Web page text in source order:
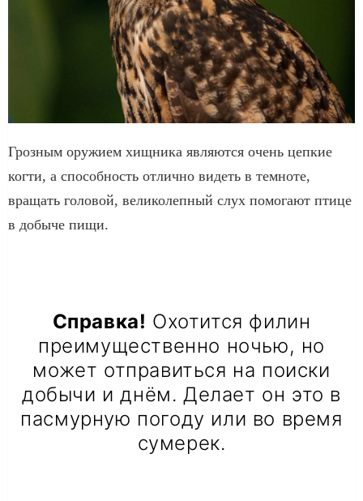
Грозным оружием хищника являются очень цепкие
когти, а способность отлично видеть в темноте,
вращать головой, великолепный слух помогают птице
в добыче пищи.
Справка! Охотится филин
преимущественно ночью, но
может отправиться на поиски
добычи и днём. Делает он это в
пасмурную погоду или во время
сумерек.